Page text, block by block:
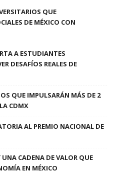
QUE
DE MÉXICO CON
A ESTUDIANTES
DESAFÍOS REALES DE
QUE IMPULSARÁN MÁS DE 2
CDMX
AL PREMIO NACIONAL DE
CADENA DE VALOR QUE
EN MÉXICO